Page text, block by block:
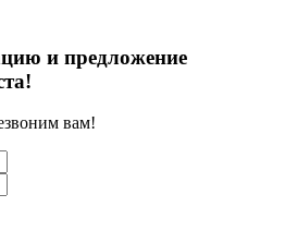
и предложение
вам!